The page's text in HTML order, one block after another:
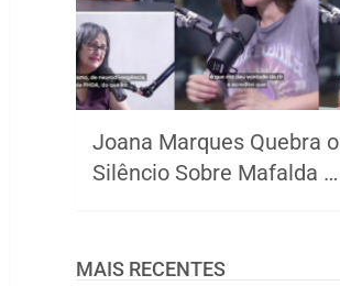
Joana Marques Quebra o
Silêncio Sobre Mafalda …
MAIS RECENTES